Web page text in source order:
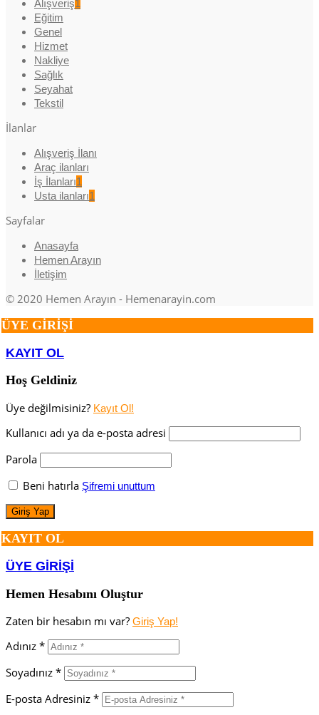
Alışveriş1
Eğitim
Genel
Hizmet
Nakliye
Sağlık
Seyahat
Tekstil
İlanlar
Alışveriş İlanı
Araç ilanları
İş İlanları1
Usta ilanları1
Sayfalar
Anasayfa
Hemen Arayın
İletişim
© 2020 Hemen Arayın - Hemenarayin.com
ÜYE GİRİŞİ
KAYIT OL
Hoş Geldiniz
Üye değilmisiniz? Kayıt Ol!
Kullanıcı adı ya da e-posta adresi
Parola
Beni hatırla Şifremi unuttum
KAYIT OL
ÜYE GİRİŞİ
Hemen Hesabını Oluştur
Zaten bir hesabın mı var? Giriş Yap!
Adınız *
Soyadınız *
E-posta Adresiniz *